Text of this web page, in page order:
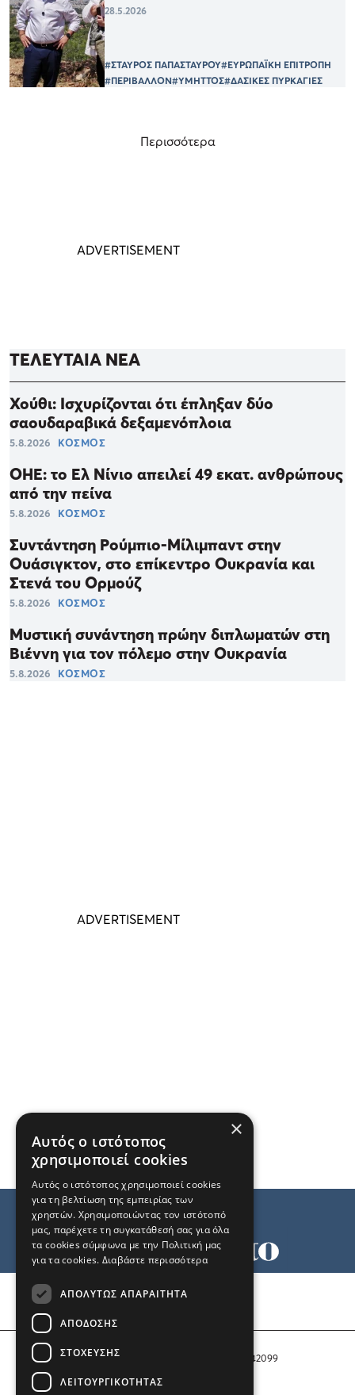
28.5.2026
#ΣΤΑΥΡΟΣ ΠΑΠΑΣΤΑΥΡΟΥ#ΕΥΡΩΠΑΪΚΗ ΕΠΙΤΡΟΠΗ
#ΠΕΡΙΒΑΛΛΟΝ#ΥΜΗΤΤΟΣ#ΔΑΣΙΚΕΣ ΠΥΡΚΑΓΙΕΣ
Περισσότερα
ΤΕΛΕΥΤΑΙΑ ΝΕΑ
Χούθι: Ισχυρίζονται ότι έπληξαν δύο
σαουδαραβικά δεξαμενόπλοια
5.8.2026 ΚΟΣΜΟΣ
ΟΗΕ: το Ελ Νίνιο απειλεί 49 εκατ. ανθρώπους
από την πείνα
5.8.2026 ΚΟΣΜΟΣ
Συντάντηση Ρούμπιο-Μίλιμπαντ στην
Ουάσιγκτον, στο επίκεντρο Ουκρανία και
Στενά του Ορμούζ
5.8.2026 ΚΟΣΜΟΣ
Μυστική συνάντηση πρώην διπλωματών στη
Βιέννη για τον πόλεμο στην Ουκρανία
5.8.2026 ΚΟΣΜΟΣ
Αριθμός Πιστοποίησης Μ.Η.Τ. 242099
×
Αυτός ο ιστότοπος
χρησιμοποιεί cookies
Αυτός ο ιστότοπος χρησιμοποιεί cookies
για τη βελτίωση της εμπειρίας των
χρηστών. Χρησιμοποιώντας τον ιστότοπό
μας, παρέχετε τη συγκατάθεσή σας για όλα
τα cookies σύμφωνα με την Πολιτική μας
για τα cookies. Διαβάστε περισσότερα
ΑΠΟΛΎΤΩΣ ΑΠΑΡΑΊΤΗΤΑ
ΑΠΌΔΟΣΗΣ
ΣΤΌΧΕΥΣΗΣ
ΛΕΙΤΟΥΡΓΙΚΌΤΗΤΑΣ